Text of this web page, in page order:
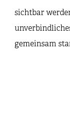
sichtbar
gemeinsam